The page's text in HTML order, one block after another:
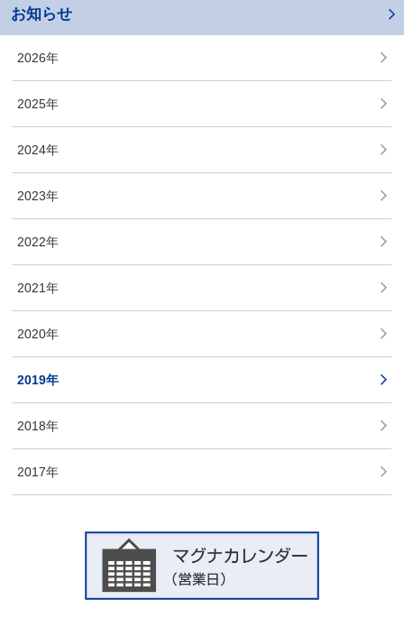
お知らせ
2026年
2025年
2024年
2023年
2022年
2021年
2020年
2019年
2018年
2017年